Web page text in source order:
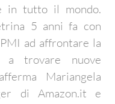
in tutto il mondo.
5 anni fa con
ad affrontare la
a trovare nuove
Mariangela
di Amazon.it e